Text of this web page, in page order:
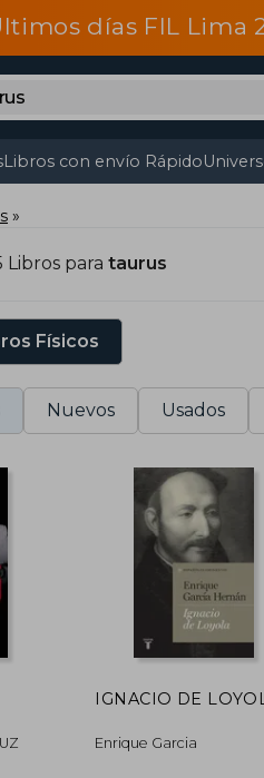
días FIL Lima
Libros con envío Rápido
Libros para taurus
Físicos
Nuevos Usados
IGNACIO DE
Enrique Garcia